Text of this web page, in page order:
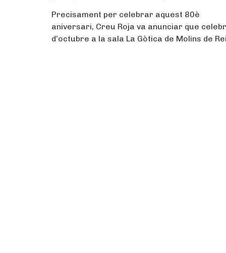
Precisament per celebrar aquest 80è
aniversari, Creu Roja va anunciar que
d’octubre a la sala La Gòtica de Molins de